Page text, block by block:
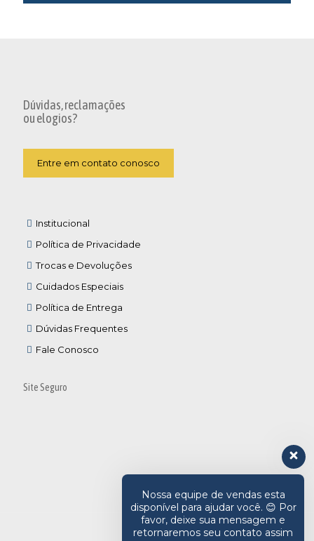
Dúvidas, reclamações
ou elogios?
Entre em contato conosco
Institucional
Política de Privacidade
Trocas e Devoluções
Cuidados Especiais
Política de Entrega
Dúvidas Frequentes
Fale Conosco
Site Seguro
Nossa equipe de vendas esta
disponível para ajudar você. 😊 Por
favor, deixe sua mensagem e
retornaremos seu contato assim